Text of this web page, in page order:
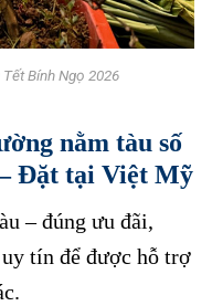
Bính Ngọ 2026
nằm tàu số
Đặt tại Việt Mỹ
– đúng ưu đãi,
tín để được hỗ trợ